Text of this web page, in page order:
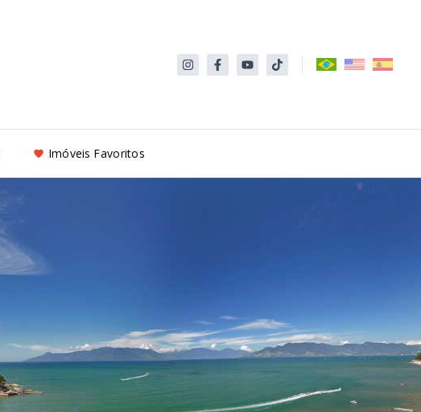
Imóveis Favoritos